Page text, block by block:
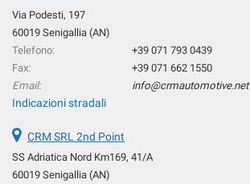
Via Podesti, 197
60019 Senigallia (AN)
Telefono:
+39 071 793 0439
Fax:
+39 071 662 1550
Email:
info@crmautomotive.net
Indicazioni stradali
CRM SRL 2nd Point
SS Adriatica Nord Km169, 41/A
60019 Senigallia (AN)
Salva
le
impostazioni